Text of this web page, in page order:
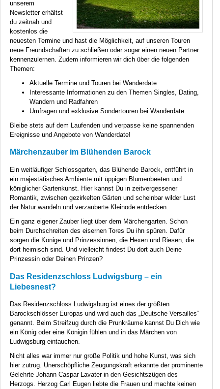
unserem
Newsletter erhältst
du zeitnah und
kostenlos die
neuesten Termine und hast die Möglichkeit, auf unseren Touren
neue Freundschaften zu schließen oder sogar einen neuen Partner
kennenzulernen. Zudem informieren wir dich über die folgenden
Themen:
Aktuelle Termine und Touren bei Wanderdate
Interessante Informationen zu den Themen Singles, Dating,
Wandern und Radfahren
Umfragen und exklusive Sondertouren bei Wanderdate
Bleibe stets auf dem Laufenden und verpasse keine spannenden
Ereignisse und Angebote von Wanderdate!
Märchenzauber im Blühenden Barock
Ein weitläufiger Schlossgarten, das Blühende Barock, entführt in
ein majestätisches Ambiente mit üppigen Blumenbeeten und
königlicher Gartenkunst. Hier kannst Du in zeitvergessener
Romantik, zwischen gezirkelten Gärten und scheinbar wilder Lust
der Natur wandeln und verzauberte Kleinode entdecken.
Ein ganz eigener Zauber liegt über dem Märchengarten. Schon
beim Durchschreiten des eisernen Tores Du ihn spüren. Dafür
sorgen die Könige und Prinzessinnen, die Hexen und Riesen, die
dort heimisch sind. Und vielleicht findest Du dort auch Deine
Prinzessin oder Deinen Prinzen?
Das Residenzschloss Ludwigsburg – ein
Liebesnest?
Das Residenzschloss Ludwigsburg ist eines der größten
Barockschlösser Europas und wird auch das „Deutsche Versailles“
genannt. Beim Streifzug durch die Prunkräume kannst Du Dich wie
ein König oder eine Königin fühlen und in das Märchen von
Ludwigsburg eintauchen.
Nicht alles war immer nur große Politik und hohe Kunst, was sich
hier zutrug. Unerschöpfliche Zeugungskraft erkannte der prominente
Gelehrte Johann Caspar Lavater in den Gesichtszügen des
Herzogs. Herzog Carl Eugen liebte die Frauen und machte keinen